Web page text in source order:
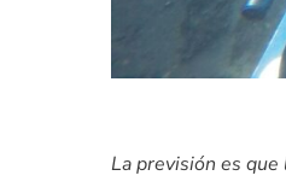
La previsión es